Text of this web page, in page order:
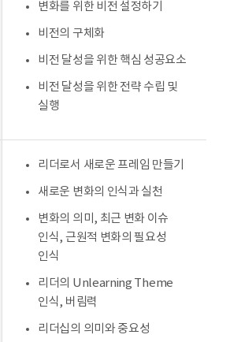
변화를 위한 비전 설정하기
비전의 구체화
비전 달성을 위한 핵심 성공요소
비전 달성을 위한 전략 수립 및
실행
리더로서 새로운 프레임 만들기
새로운 변화의 인식과 실천
변화의 의미, 최근 변화 이슈
인식, 근원적 변화의 필요성
인식
리더의 Unlearning Theme
인식, 버림력
리더십의 의미와 중요성